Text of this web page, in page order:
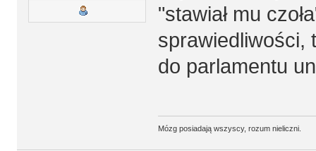
"stawiał mu
sprawiedliwości,
do parlamentu
Mózg posiadają wszyscy, rozum nieliczni.